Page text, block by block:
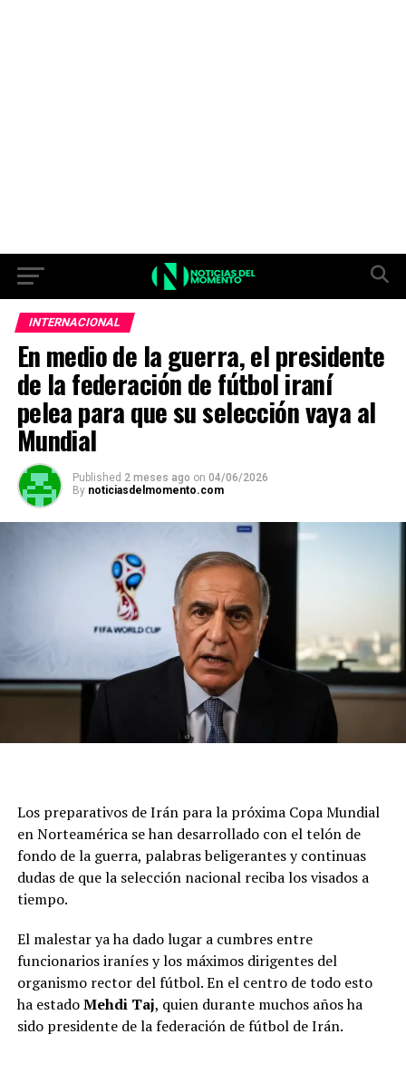
INTERNACIONAL
En medio de la guerra, el presidente
de la federación de fútbol iraní
pelea para que su selección vaya al
Mundial
Published 2 meses ago on 04/06/2026
By noticiasdelmomento.com
Los preparativos de Irán para la próxima Copa Mundial
en Norteamérica se han desarrollado con el telón de
fondo de la guerra, palabras beligerantes y continuas
dudas de que la selección nacional reciba los visados a
tiempo.
El malestar ya ha dado lugar a cumbres entre
funcionarios iraníes y los máximos dirigentes del
organismo rector del fútbol. En el centro de todo esto
ha estadoMehdi Taj, quien durante muchos años ha
sido presidente de la federación de fútbol de Irán.